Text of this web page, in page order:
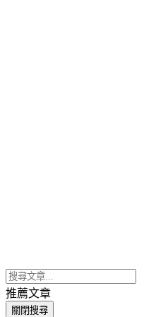
推薦文章
關閉搜尋